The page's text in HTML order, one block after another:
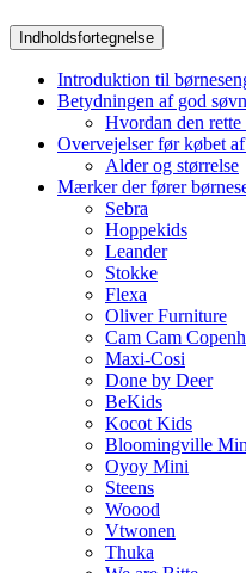
Indholdsfortegnelse
Introduktion til
Betydningen af god
Hvordan den
Overvejelser før købet
Alder og størrelse
Mærker der fører
Sebra
Hoppekids
Leander
Stokke
Flexa
Oliver Furniture
Cam Cam
Maxi-Cosi
Done by Deer
BeKids
Kocot Kids
Bloomingville
Oyoy Mini
Steens
Woood
Vtwonen
Thuka